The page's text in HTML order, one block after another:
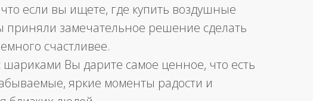
если вы ищете, где купить воздушные
приняли замечательное решение сделать
счастливее.
шариками Вы дарите самое ценное, что есть
яркие моменты радости и